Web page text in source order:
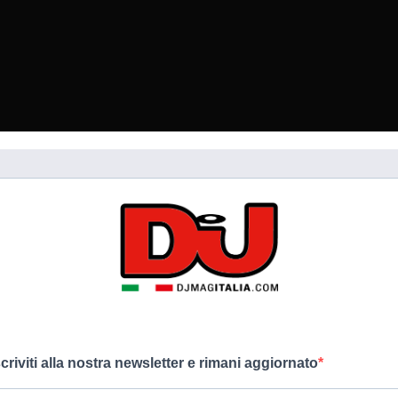
alla nostra newsletter e rimani aggiornato